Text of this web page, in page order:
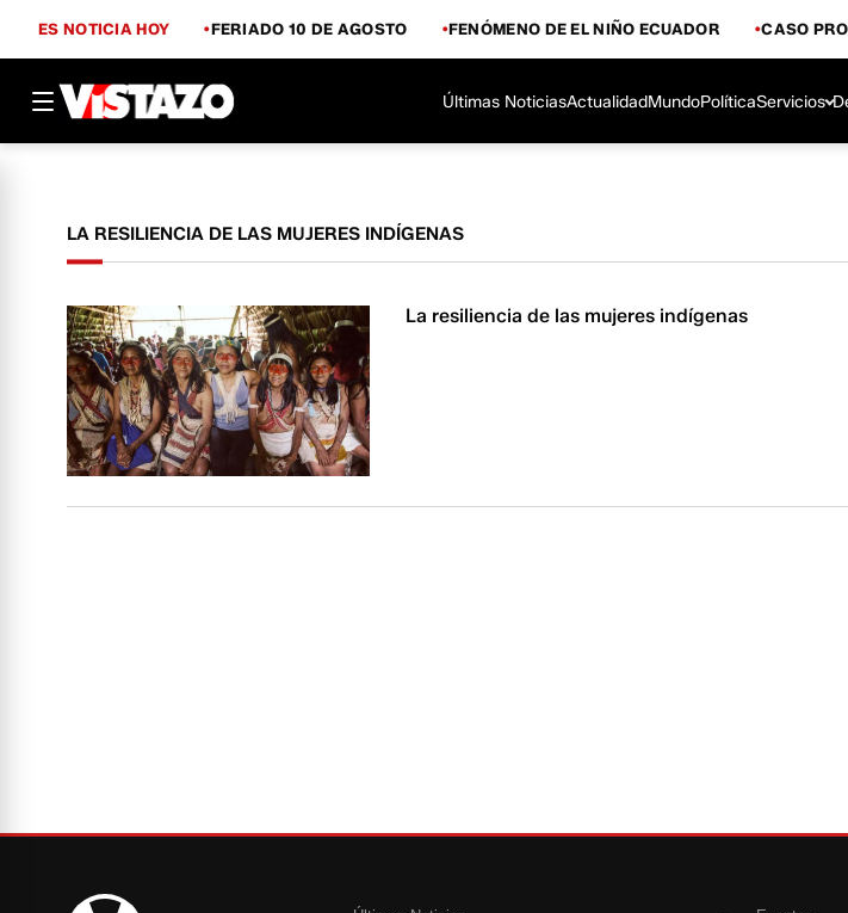
ES NOTICIA HOY FERIADO 10 DE AGOSTO FENÓMENO DE EL NIÑO ECUADOR CASO
Últimas NoticiasActualidadMundoPolíticaServicios
LA RESILIENCIA DE LAS MUJERES INDÍGENAS
La resiliencia de las mujeres indígenas